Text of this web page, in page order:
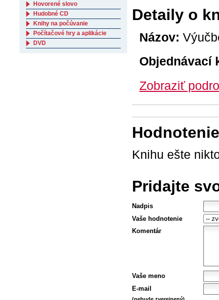
Detaily o
Názov:
Objednávací
Zobraziť
Knihu ešte
Pridajte
Nadpis
Vaše hodnotenie
Komentár
Vaše meno
E-mail
Hovorené slovo
Hudobné CD
Knihy na počúvanie
Počítačové hry a aplikácie
DVD